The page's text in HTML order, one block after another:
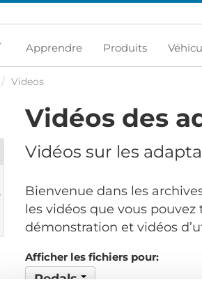
Apprendre Produits
/ Videos
Vidéos des
Vidéos sur les
Bienvenue dans les
les vidéos que vous
démonstration et vidéos
Afficher les fichiers pour:
Pedals